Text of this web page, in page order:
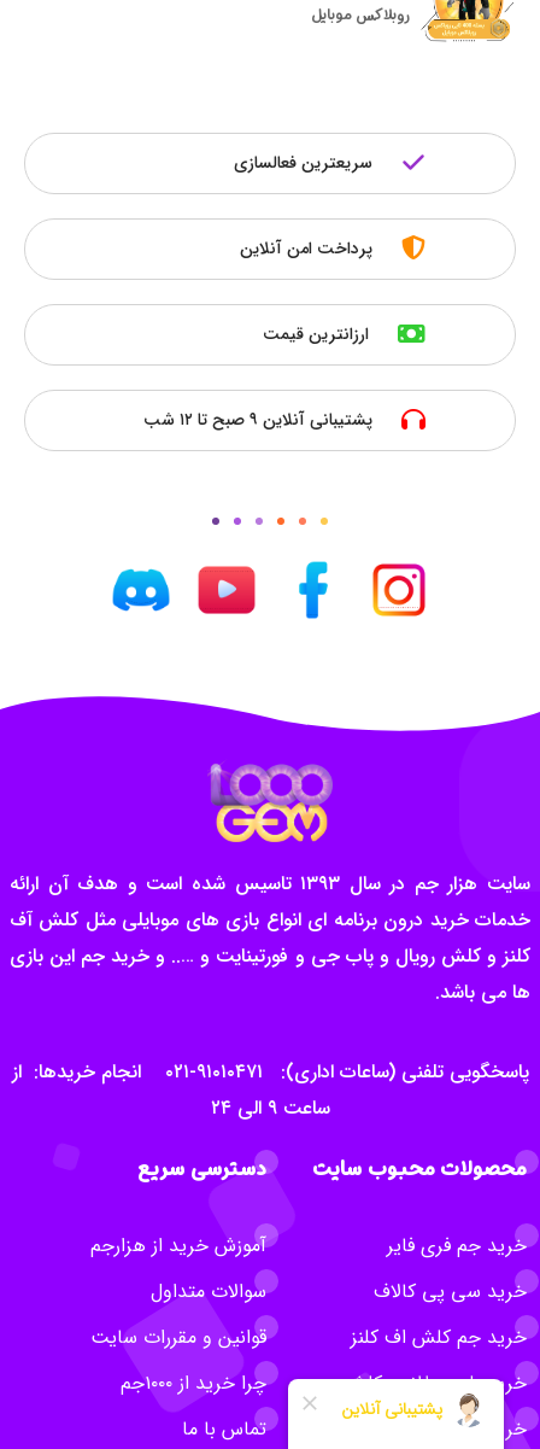
روبلاکس موبایل
سریعترین فعالسازی
پرداخت امن آنلاین
ارزانترین قیمت
پشتیبانی آنلاین ۹ صبح تا ۱۲ شب
سایت هزار جم در سال ۱۳۹۳ تاسیس شده است و هدف آن ارائه
خدمات خرید درون برنامه ای انواع بازی های موبایلی مثل کلش آف
کلنز و کلش رویال و پاب جی و فورتینایت و ….. و خرید جم این بازی
ها می باشد.
پاسخگویی تلفنی (ساعات اداری): ۹۱۰۱۰۴۷۱-۰۲۱ انجام خریدها: از
ساعت ۹ الی ۲۴
محصولات محبوب سایت
خرید جم فری فایر
خرید سی پی کالاف
خرید جم کلش اف کلنز
خرید بلیت طلایی کلش
خرید روبلاکس
دسترسی سریع
آموزش خرید از هزارجم
سوالات متداول
قوانین و مقررات سایت
چرا خرید از ۱۰۰۰جم
تماس با ما